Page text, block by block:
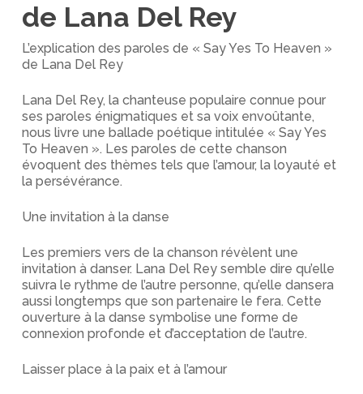
de Lana Del Rey
L’explication des paroles de « Say Yes To Heaven »
de Lana Del Rey
Lana Del Rey, la chanteuse populaire connue pour
ses paroles énigmatiques et sa voix envoûtante,
nous livre une ballade poétique intitulée « Say Yes
To Heaven ». Les paroles de cette chanson
évoquent des thèmes tels que l’amour, la loyauté et
la persévérance.
Une invitation à la danse
Les premiers vers de la chanson révèlent une
invitation à danser. Lana Del Rey semble dire qu’elle
suivra le rythme de l’autre personne, qu’elle dansera
aussi longtemps que son partenaire le fera. Cette
ouverture à la danse symbolise une forme de
connexion profonde et d’acceptation de l’autre.
Laisser place à la paix et à l’amour